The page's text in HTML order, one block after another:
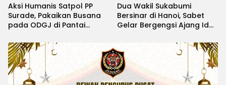
Aksi Humanis Satpol PP
Surade, Pakaikan Busana
pada ODGJ di Pantai
Dua Wakil Sukabumi
Bersinar di Hanoi, Sabet
Gelar Bergengsi Ajang Idol